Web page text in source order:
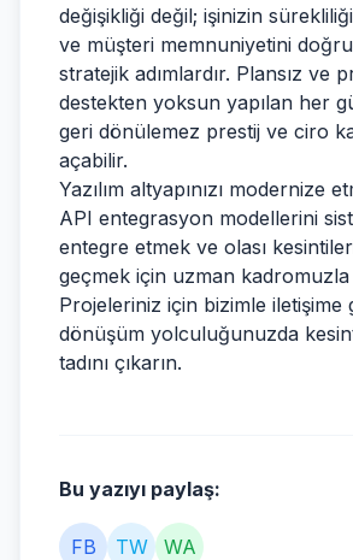
değişikliği değil; işinizin
ve müşteri memnuniyetini
stratejik adımlardır. Plansız ve
destekten yoksun yapılan her
geri dönülemez prestij ve ciro
açabilir.
Yazılım altyapınızı modernize
API entegrasyon modellerini
entegre etmek ve olası
geçmek için uzman kadromuzla
Projeleriniz için bizimle iletişime
dönüşüm yolculuğunuzda
tadını çıkarın.
Bu yazıyı paylaş:
FB TW WA